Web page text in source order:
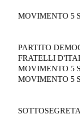
MOVIMENTO 5
PARTITO
FRATELLI
MOVIMENTO 5
MOVIMENTO 5